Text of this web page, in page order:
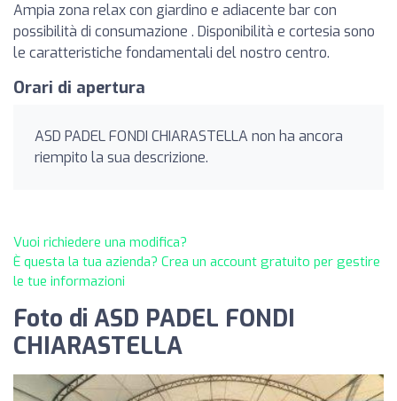
Ampia zona relax con giardino e adiacente bar con
possibilità di consumazione . Disponibilità e cortesia sono
le caratteristiche fondamentali del nostro centro.
Orari di apertura
ASD PADEL FONDI CHIARASTELLA non ha ancora
riempito la sua descrizione.
Vuoi richiedere una modifica?
È questa la tua azienda? Crea un account gratuito per gestire
le tue informazioni
Foto di ASD PADEL FONDI
CHIARASTELLA